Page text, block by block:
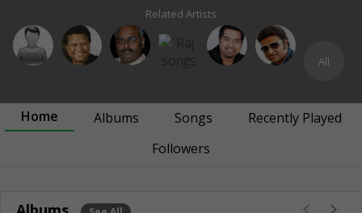
Related Artists
All
Home Albums Songs
Recently Played
Followers